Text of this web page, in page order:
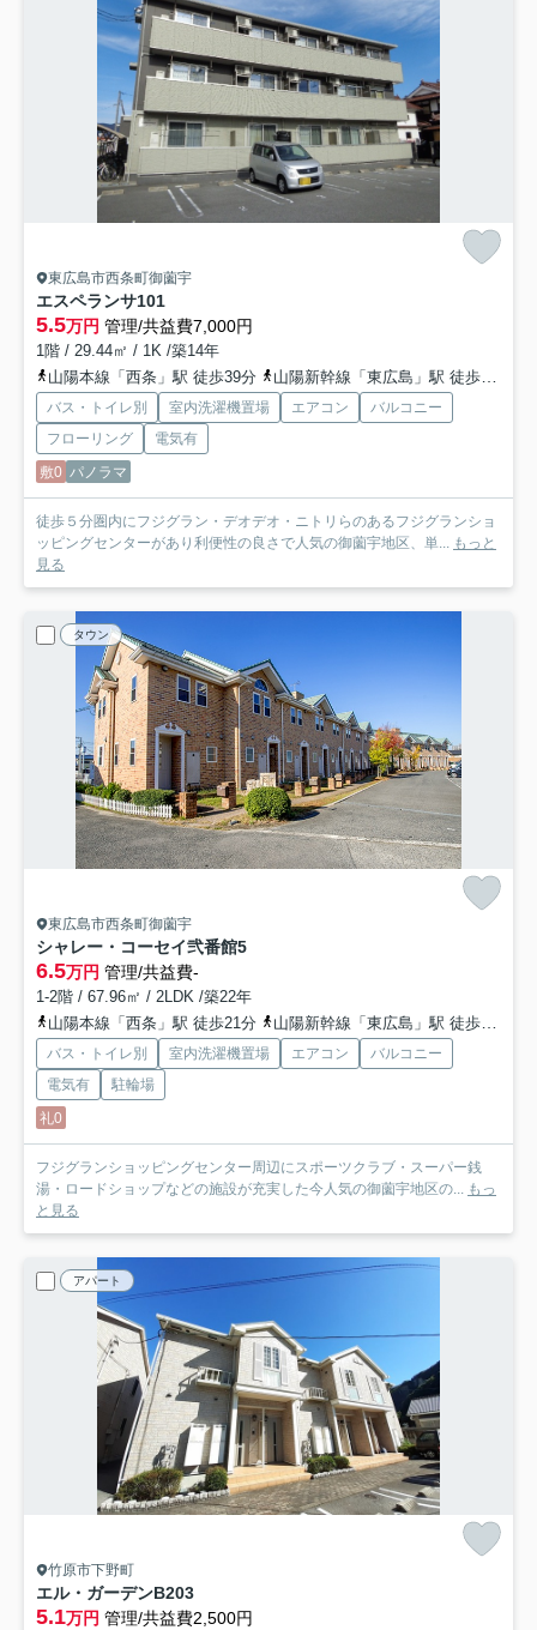
東広島市西条町御薗宇
エスペランサ101
5.5万円 管理/共益費7,000円
1階 / 29.44㎡ / 1K /築14年
山陽本線「西条」駅 徒歩39分
山陽新幹線「東広島」駅 徒歩40分
バス・トイレ別 室内洗濯機置場 エアコン
バルコニー
フローリング
電気有
敷0 パノラマ
徒歩５分圏内にフジグラン・デオデオ・ニトリらのあるフジグランショ
ッピングセンターがあり利便性の良さで人気の御薗宇地区、単...
もっと
見る
タウン
東広島市西条町御薗宇
シャレー・コーセイ弐番館5
6.5万円 管理/共益費-
1-2階 / 67.96㎡ / 2LDK /築22年
山陽本線「西条」駅 徒歩21分
山陽新幹線「東広島」駅 徒歩52分車9分 4.0km
バス・トイレ別 室内洗濯機置場 エアコン
バルコニー
電気有
駐輪場
礼0
フジグランショッピングセンター周辺にスポーツクラブ・スーパー銭
湯・ロードショップなどの施設が充実した今人気の御薗宇地区の...
もっ
と見る
アパート
竹原市下野町
エル・ガーデンB203
5.1万円 管理/共益費2,500円